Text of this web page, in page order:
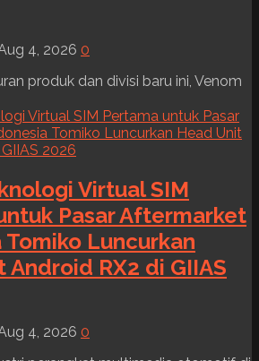
4, 2026 0
produk dan divisi baru ini, Venom
Virtual SIM
Pasar Aftermarket
Tomiko Luncurkan
Android RX2 di GIIAS
4, 2026 0